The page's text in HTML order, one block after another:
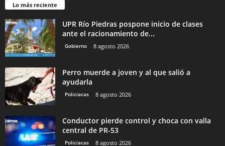
Lo más reciente
UPR Río Piedras pospone inicio de clases
ante el racionamiento de...
Gobierno 8 agosto 2026
Perro muerde a joven y al que salió a
ayudarla
Policiacas 8 agosto 2026
Conductor pierde control y choca con valla
central de PR-53
Policiacas 8 agosto 2026